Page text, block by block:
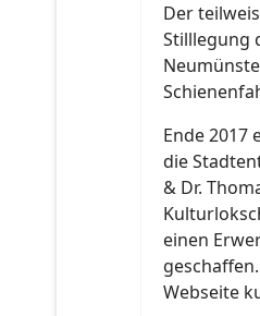
Der
Stilllegung
Ende
die
& Dr.
einen
Webseite